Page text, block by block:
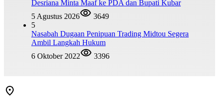
Desriana Minta Maaf ke PDA dan Bupati Kubar
5 Agustus 2026
3649
5
Nasabah Dugaan Penipuan Trading Midtou Segera
Ambil Langkah Hukum
6 Oktober 2022
3396